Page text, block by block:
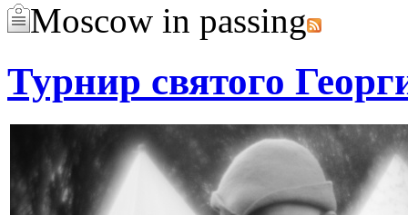
Moscow in passing
Турнир святого